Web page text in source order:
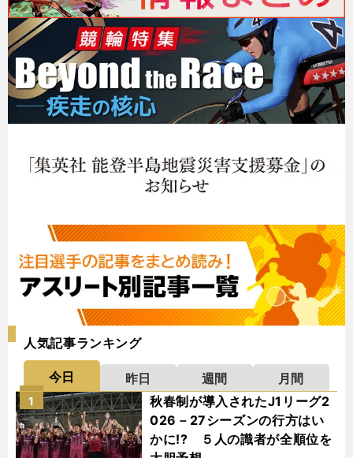
人気記事ランキング
今日 昨日 週間
月間
秋春制が導入されたJ1リーグ2
026－27シーズンの行方はい
かに!? ５人の識者が全順位を
1